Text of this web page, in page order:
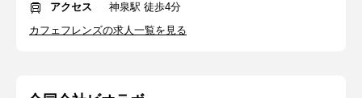
アクセス
神泉駅 徒歩4分
カフェフレンズの求人一覧を見る